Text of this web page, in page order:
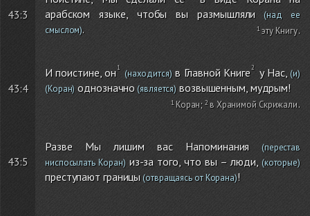
43:3
арабском языке, чтобы вы размышляли (над ее
смыслом). эту Книгу.
43:4
И поистине, он (находится)в Главной Книге у Нас, (и)
(Коран) однозначно (является) возвышенным, мудрым!
Коран; в Хранимой Скрижали.
43:5
Разве Мы лишим вас Напоминания (перестав
ниспосылать Коран)из-за того, что вы – люди, (которые)
преступают границы (отвращаясь от Корана)!